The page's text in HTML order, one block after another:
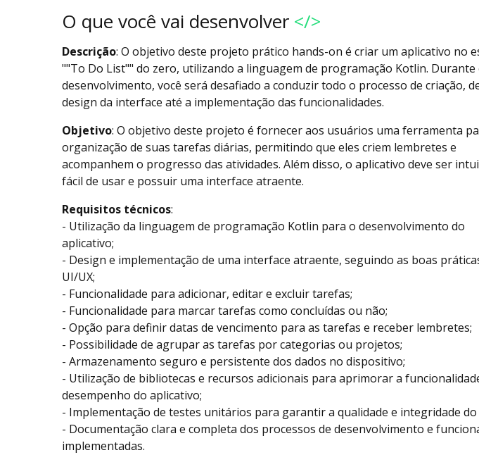
O que você vai desenvolver </>
Descrição: O objetivo deste projeto prático hands-on é criar um aplicativo no
""To Do List"" do zero, utilizando a linguagem de programação Kotlin. Durante
desenvolvimento, você será desafiado a conduzir todo o processo de criação,
design da interface até a implementação das funcionalidades.
Objetivo: O objetivo deste projeto é fornecer aos usuários uma ferramenta
organização de suas tarefas diárias, permitindo que eles criem lembretes e
acompanhem o progresso das atividades. Além disso, o aplicativo deve ser
fácil de usar e possuir uma interface atraente.
Requisitos técnicos:
- Utilização da linguagem de programação Kotlin para o desenvolvimento do
aplicativo;
- Design e implementação de uma interface atraente, seguindo as boas
UI/UX;
- Funcionalidade para adicionar, editar e excluir tarefas;
- Funcionalidade para marcar tarefas como concluídas ou não;
- Opção para definir datas de vencimento para as tarefas e receber lembretes;
- Possibilidade de agrupar as tarefas por categorias ou projetos;
- Armazenamento seguro e persistente dos dados no dispositivo;
- Utilização de bibliotecas e recursos adicionais para aprimorar a
desempenho do aplicativo;
- Implementação de testes unitários para garantir a qualidade e integridade do
- Documentação clara e completa dos processos de desenvolvimento e
implementadas.